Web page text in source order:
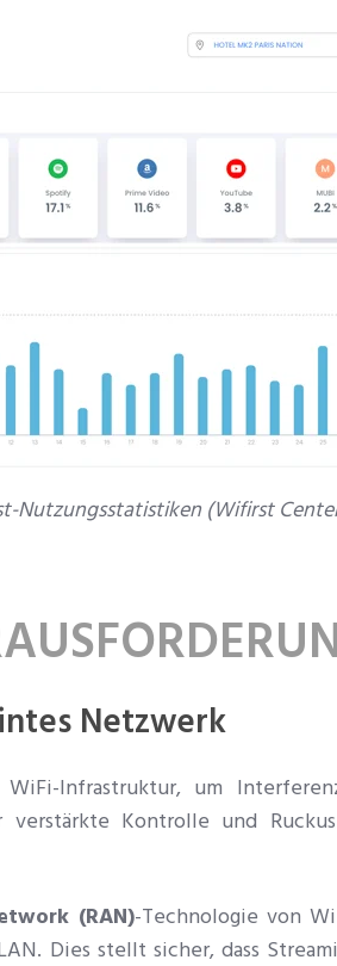
Nutzungsstatistiken (Wifirst
Netzwerk
Infrastruktur, um
Kontrolle und
(RAN)-Technologie von
Dies stellt sicher, dass